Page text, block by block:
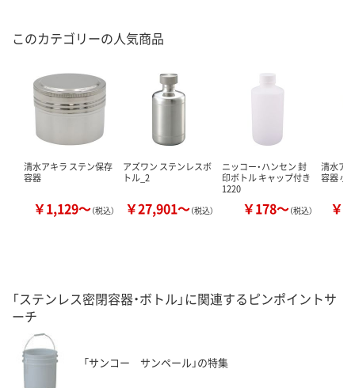
このカテゴリーの人気商品
清水アキラ ステン保存
容器
￥1,129～（税込）
アズワン ステンレスボ
トル_2
￥27,901～（税込）
ニッコー・ハンセン 封
印ボトル キャップ付き
1220
￥178～（税込）
清水ア
容器 小
￥
「ステンレス密閉容器・ボトル」に関連するピンポイントサ
ーチ
「サンコー サンペール」の特集